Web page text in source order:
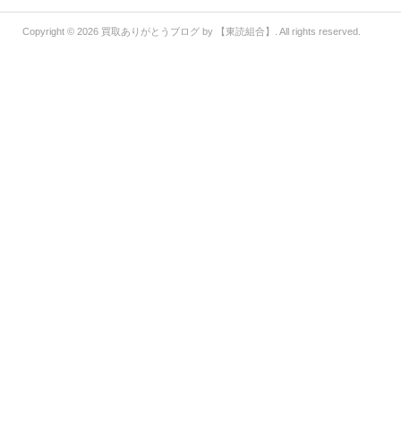
Copyright © 2026 買取ありがとうブログ by 【東読組合】 . All rights reserved.